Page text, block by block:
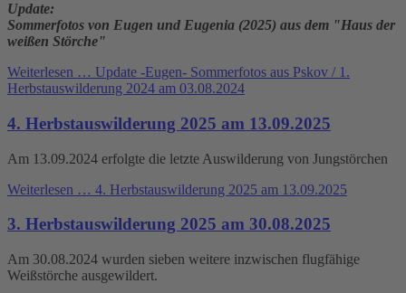
Update:
Sommerfotos von Eugen und Eugenia (2025) aus dem "Haus der
weißen Störche"
Weiterlesen … Update -Eugen- Sommerfotos aus Pskov / 1.
Herbstauswilderung 2024 am 03.08.2024
4. Herbstauswilderung 2025 am 13.09.2025
Am 13.09.2024 erfolgte die letzte Auswilderung von Jungstörchen
Weiterlesen … 4. Herbstauswilderung 2025 am 13.09.2025
3. Herbstauswilderung 2025 am 30.08.2025
Am 30.08.2024 wurden sieben weitere inzwischen flugfähige
Weißstörche ausgewildert.